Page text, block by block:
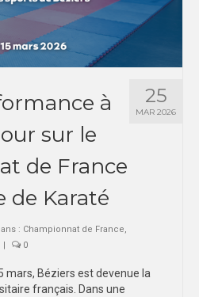
25
MAR 2026
à
sur le
de France
de Karaté
: Championnat de France,
0
mars, Béziers est devenue la
français. Dans une